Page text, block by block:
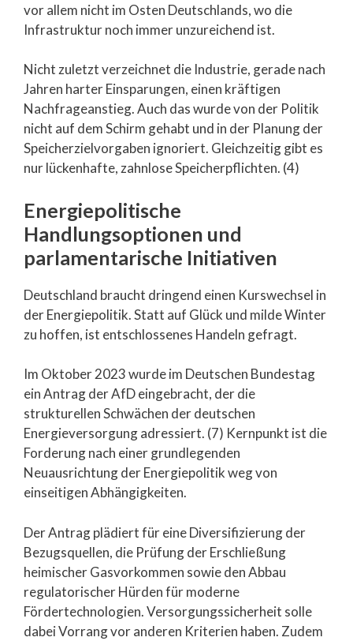
vor allem nicht im Osten Deutschlands, wo die
Infrastruktur noch immer unzureichend ist.
Nicht zuletzt verzeichnet die Industrie, gerade nach
Jahren harter Einsparungen, einen kräftigen
Nachfrageanstieg. Auch das wurde von der Politik
nicht auf dem Schirm gehabt und in der Planung der
Speicherzielvorgaben ignoriert. Gleichzeitig gibt es
nur lückenhafte, zahnlose Speicherpflichten. (4)
Energiepolitische
Handlungsoptionen und
parlamentarische Initiativen
Deutschland braucht dringend einen Kurswechsel in
der Energiepolitik. Statt auf Glück und milde Winter
zu hoffen, ist entschlossenes Handeln gefragt.
Im Oktober 2023 wurde im Deutschen Bundestag
ein Antrag der AfD eingebracht, der die
strukturellen Schwächen der deutschen
Energieversorgung adressiert. (7) Kernpunkt ist die
Forderung nach einer grundlegenden
Neuausrichtung der Energiepolitik weg von
einseitigen Abhängigkeiten.
Der Antrag plädiert für eine Diversifizierung der
Bezugsquellen, die Prüfung der Erschließung
heimischer Gasvorkommen sowie den Abbau
regulatorischer Hürden für moderne
Fördertechnologien. Versorgungssicherheit solle
dabei Vorrang vor anderen Kriterien haben. Zudem